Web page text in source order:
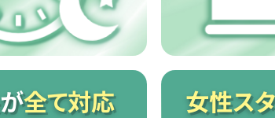
全て対応 女性ス